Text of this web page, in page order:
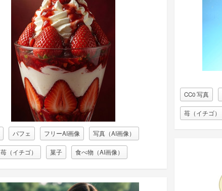
パフェ フリーAI画像 写真（AI画像）
苺（イチゴ） 菓子 食べ物（AI画像）
CC0 写真
苺（イチゴ）